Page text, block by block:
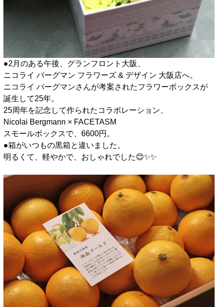
●2月のある午後、グランフロント大阪、
ニコライ バーグマン フラワーズ & デザイン 大阪店へ。
ニコライ バーグマンさんが考案されたフラワーボックスが
誕生して25年。
25周年を記念して作られたコラボレーション、
Nicolai Bergmann × FACETASM
スモールボックスで、6600円。
●箱がいつもの黒箱と違いました。
明るくて、軽やかで、おしゃれでした😊✨️✨️